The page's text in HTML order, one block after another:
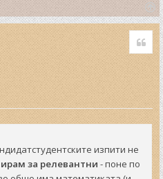
T
o
p
изпити не
за релевантни - поне по